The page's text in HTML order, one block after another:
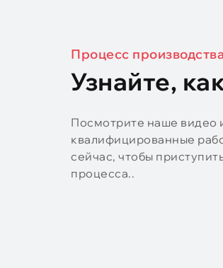
Процесс
Узнайте,
Посмотрите наше видео
квалифицированные
сейчас, чтобы
процесса..